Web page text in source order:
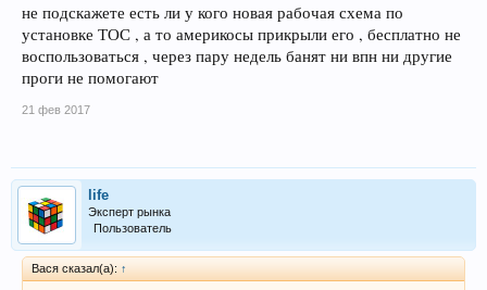
не подскажете есть ли у кого новая рабочая схема по
установке ТОС , а то америкосы прикрыли его , бесплатно не
воспользоваться , через пару недель банят ни впн ни другие
проги не помогают
21 фев 2017
life
Эксперт рынка
Пользователь
Вася сказал(а): ↑